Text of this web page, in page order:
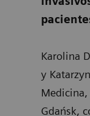
Karolina
y
Gdańsk,